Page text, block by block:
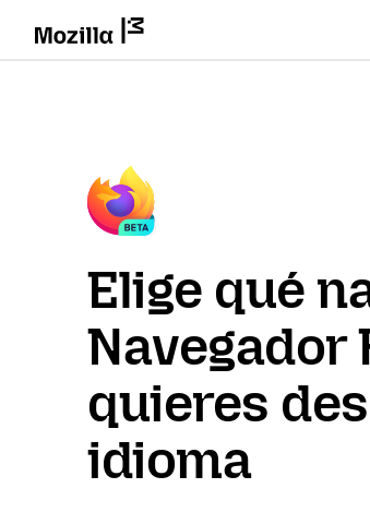
Elige qué
Navegador
quieres
idioma